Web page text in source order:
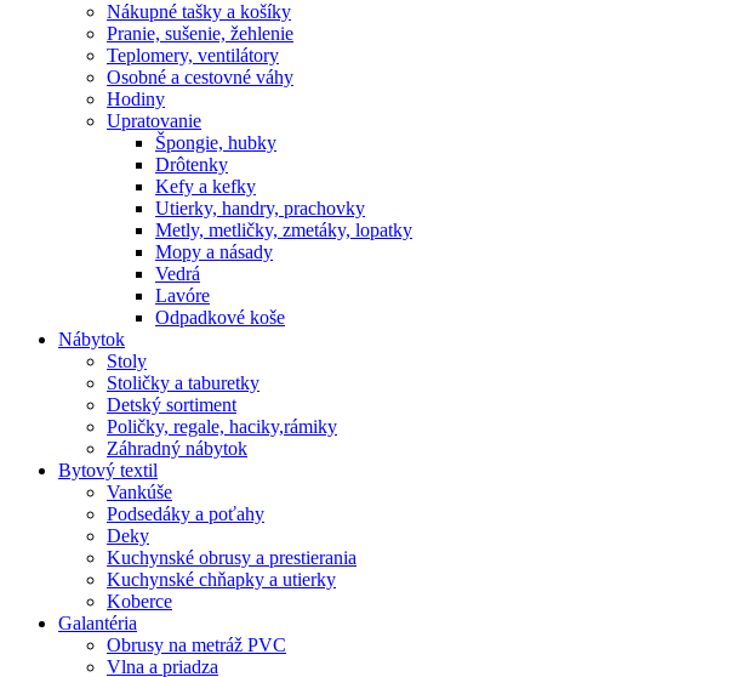
Nákupné tašky a košíky
Pranie, sušenie, žehlenie
Teplomery, ventilátory
Osobné a cestovné váhy
Hodiny
Upratovanie
Špongie, hubky
Drôtenky
Kefy a kefky
Utierky, handry, prachovky
Metly, metličky, zmetáky, lopatky
Mopy a násady
Vedrá
Lavóre
Odpadkové koše
Nábytok
Stoly
Stoličky a taburetky
Detský sortiment
Poličky, regale, haciky,rámiky
Záhradný nábytok
Bytový textil
Vankúše
Podsedáky a poťahy
Deky
Kuchynské obrusy a prestierania
Kuchynské chňapky a utierky
Koberce
Galantéria
Obrusy na metráž PVC
Vlna a priadza